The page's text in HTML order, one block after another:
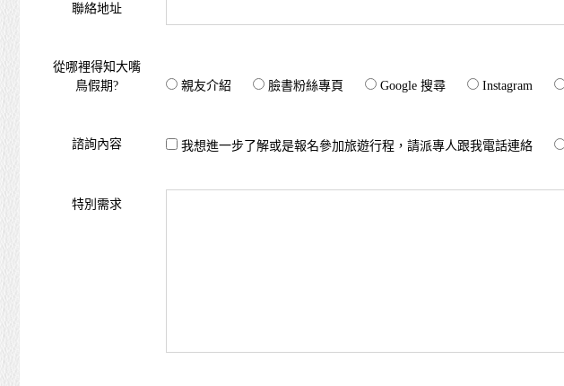
聯絡地址
從哪裡得知大嘴
鳥假期?
親友介紹 臉書粉絲專頁 Google 搜尋 Instagram
諮詢內容 我想進一步了解或是報名參加旅遊行程，請派專人跟我電話連絡
特別需求